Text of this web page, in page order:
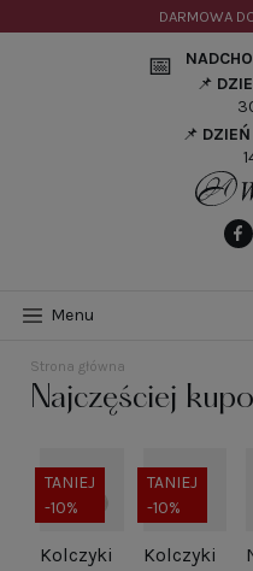
DARMOWA
📅
📌
📌
Menu
Strona główna
Najczęściej
TANIEJ
-10%
Kolczyki
TANIEJ
-10%
Kolczyki